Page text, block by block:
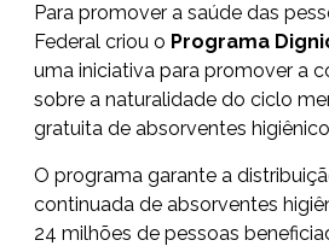
Para promover a saúde das
Federal criou o Programa
uma iniciativa para promover a
sobre a naturalidade do ciclo
gratuita de absorventes
O programa garante a
continuada de absorventes
24 milhões de pessoas